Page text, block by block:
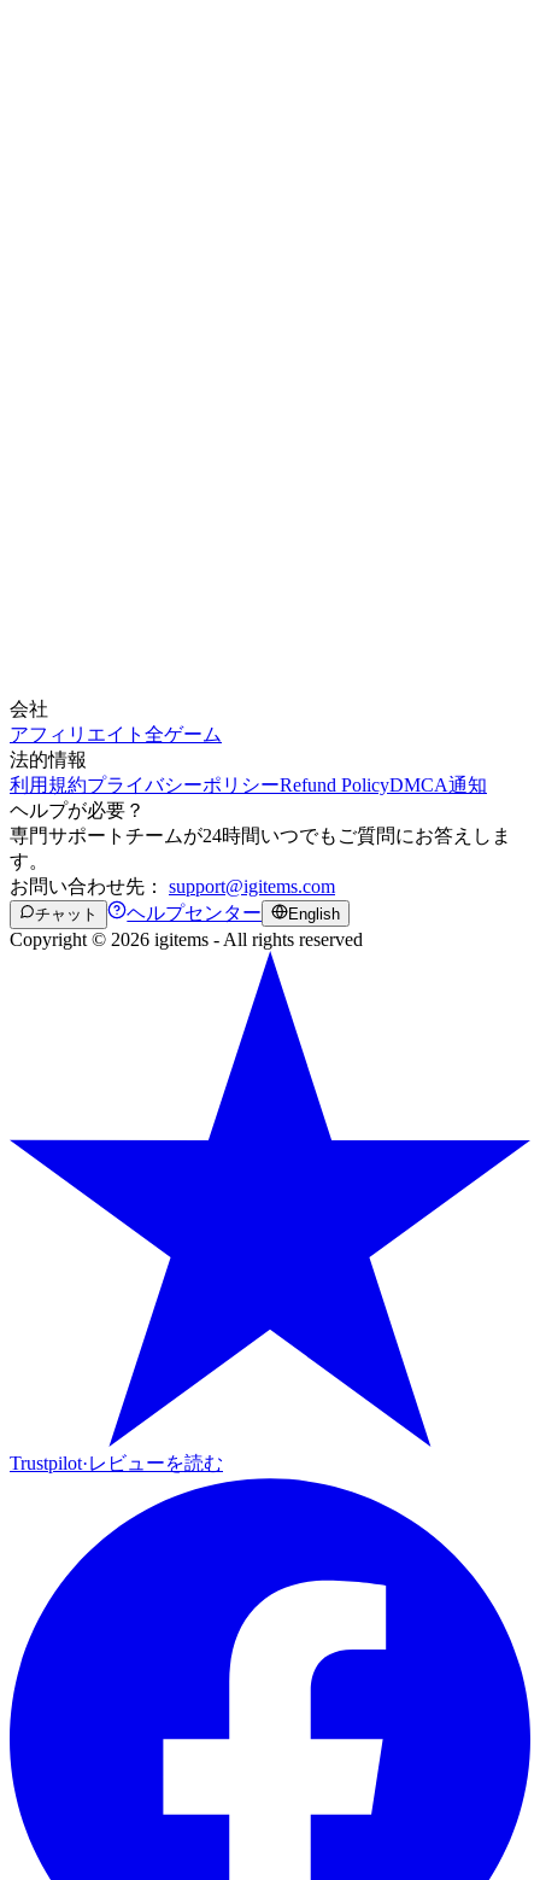
会社
アフィリエイト 全ゲーム
法的情報
利用規約プライバシーポリシーRefund PolicyDMCA通知
ヘルプが必要？
専門サポートチームが24時間いつでもご質問にお答えしま
す。
お問い合わせ先： support@igitems.com
チャット ヘルプセンター English
Copyright © 2026 igitems - All rights reserved
Trustpilot·レビューを読む